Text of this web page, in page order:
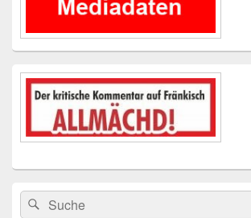
Suchen
nach:
Suchen